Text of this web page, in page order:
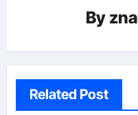
By
Related Post